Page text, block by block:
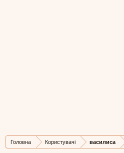
Головна Користувачі василиса